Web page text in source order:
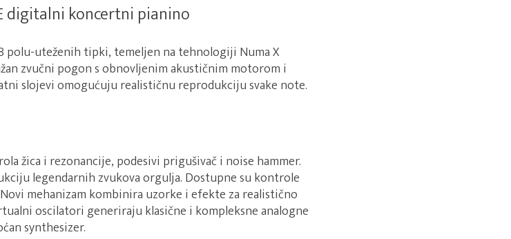
digitalni koncertni pianino
uteženih tipki, temeljen na tehnologiji Numa X
zvučni pogon s obnovljenim akustičnim motorom i
slojevi omogućuju realističnu reprodukciju svake note.
žica i rezonancije, podesivi prigušivač i noise hammer.
legendarnih zvukova orgulja. Dostupne su kontrole
mehanizam kombinira uzorke i efekte za realistično
oscilatori generiraju klasične i kompleksne analogne
synthesizer.